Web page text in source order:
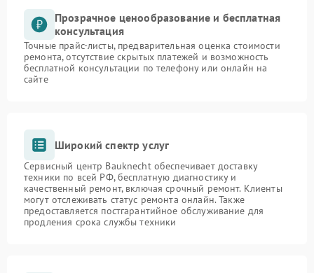
Прозрачное ценообразование и бесплатная
консультация
Точные прайс-листы, предварительная оценка стоимости
ремонта, отсутствие скрытых платежей и возможность
бесплатной консультации по телефону или онлайн на
сайте
Широкий спектр услуг
Сервисный центр Bauknecht обеспечивает доставку
техники по всей РФ, бесплатную диагностику и
качественный ремонт, включая срочный ремонт. Клиенты
могут отслеживать статус ремонта онлайн. Также
предоставляется постгарантийное обслуживание для
продления срока службы техники